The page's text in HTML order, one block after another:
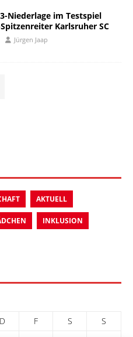
Niederlage im Testspiel
Karlsruher SC
Jürgen Jaap
AKTUELL
INKLUSION
D F S
S